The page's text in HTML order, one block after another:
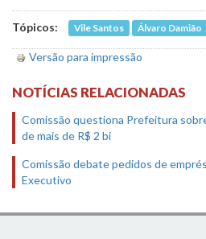
Tópicos: Vile Santos Álvaro Damião
Versão para impressão
NOTÍCIAS RELACIONADAS
Comissão questiona Prefeitura
de mais de R$ 2 bi
Comissão debate pedidos de
Executivo